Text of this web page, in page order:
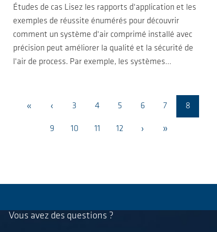
Études de cas Lisez les rapports d'application et les
exemples de réussite énumérés pour découvrir
comment un système d'air comprimé installé avec
précision peut améliorer la qualité et la sécurité de
l'air de process. Par exemple, les systèmes…
« ‹ 3 4 5 6 7 8
9 10 11 12 › »
Vous avez des questions ?